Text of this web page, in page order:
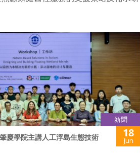
新聞
慶學院主講人工浮島生態技術 18
Jun